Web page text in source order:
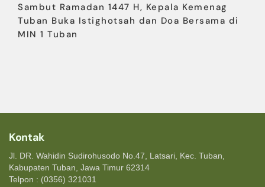
Sambut Ramadan 1447 H, Kepala Kemenag
Tuban Buka Istighotsah dan Doa Bersama di
MIN 1 Tuban
Kontak
Jl. DR. Wahidin Sudirohusodo No.47, Latsari, Kec. Tuban,
Kabupaten Tuban, Jawa Timur 62314
Telpon : (0356) 321031